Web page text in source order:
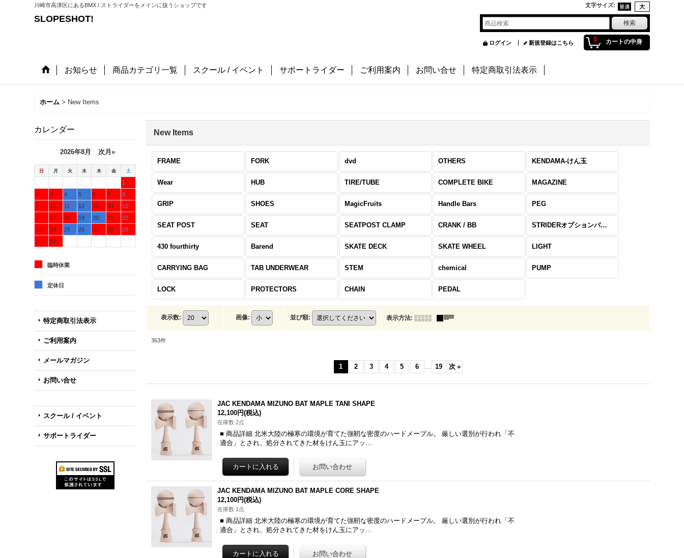
川崎市高津区にあるBMX / ストライダーをメインに扱うショップです 文字サイズ:
SLOPESHOT!
0 カートの中身
ログイン 新規登録はこちら
お知らせ 商品カテゴリ一覧 スクール / イベント サポートライダー ご利用案内 お問い合せ 特定商取引法表示
ホーム > New Items
カレンダー
2026年8月 次月»
日 月 火 水 木 金 土
1
2
3 4 5 6 7
8
9
10 11 12 13 14
15
16
17 18 19 20 21
22
23
24 25 26 27 28
29
30
31
臨時休業
定休日
特定商取引法表示
ご利用案内
メールマガジン
お問い合せ
スクール / イベント
サポートライダー
New Items
FRAME FORK dvd OTHERS KENDAMA-けん玉
Wear HUB TIRE/TUBE COMPLETE BIKE MAGAZINE
GRIP SHOES MagicFruits Handle Bars PEG
SEAT POST SEAT SEATPOST CLAMP CRANK / BB STRIDERオプションパーツ
430 fourthirty Barend SKATE DECK SKATE WHEEL LIGHT
CARRYING BAG TAB UNDERWEAR STEM chemical PUMP
LOCK PROTECTORS CHAIN PEDAL
表示数: 画像: 並び順: 表示方法:
363件
1 2 3 4 5 6 ... 19 次 »
JAC KENDAMA MIZUNO BAT MAPLE TANI SHAPE
12,100円(税込)
在庫数 2点
■ 商品詳細 北米大陸の極寒の環境が育てた強靭な密度のハードメープル。 厳しい選別が行われ「不
適合」とされ、処分されてきた材をけん玉にアッ…
JAC KENDAMA MIZUNO BAT MAPLE CORE SHAPE
12,100円(税込)
在庫数 1点
■ 商品詳細 北米大陸の極寒の環境が育てた強靭な密度のハードメープル。 厳しい選別が行われ「不
適合」とされ、処分されてきた材をけん玉にアッ…